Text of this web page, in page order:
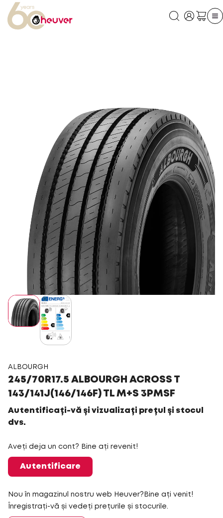
ALBOURGH
245/70R17.5 ALBOURGH ACROSS T
143/141J(146/146F) TL M+S 3PMSF
Autentificați-vă și vizualizați prețul și stocul
dvs.
Aveți deja un cont? Bine ați revenit!
Autentificare
Nou în magazinul nostru web Heuver?Bine ați venit!
Înregistrați-vă și vedeți prețurile și stocurile.